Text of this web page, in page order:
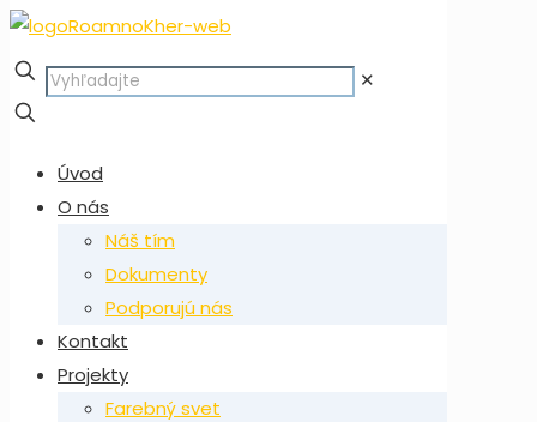
✕
Úvod
O nás
Náš tím
Dokumenty
Podporujú nás
Kontakt
Projekty
Farebný svet